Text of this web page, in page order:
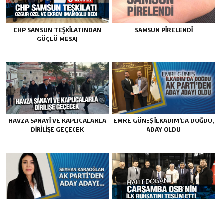
CHP SAMSUN TEŞKILATINDAN
GÜÇLÜ MESAJ
SAMSUN PIRELENDI
HAVZA SANAYI VE KAPLICALARLA
DIRILIŞE GEÇECEK
EMRE GÜNEŞ İLKADIM’DA DOĞDU,
ADAY OLDU